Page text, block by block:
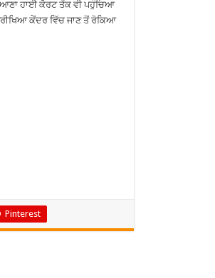
ਹਾਈ ਕੋਰਟ ਤੱਕ ਵੀ ਪਹੁੰਚਿਆ
ਕੇਂਦਰ ਵਿੱਚ ਜਾਣ ਤੋਂ ਰੋਕਿਆ
Pinterest